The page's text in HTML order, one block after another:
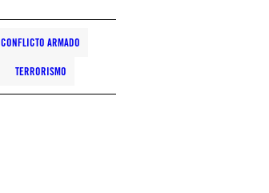
CONFLICTO ARMADO
TERRORISMO